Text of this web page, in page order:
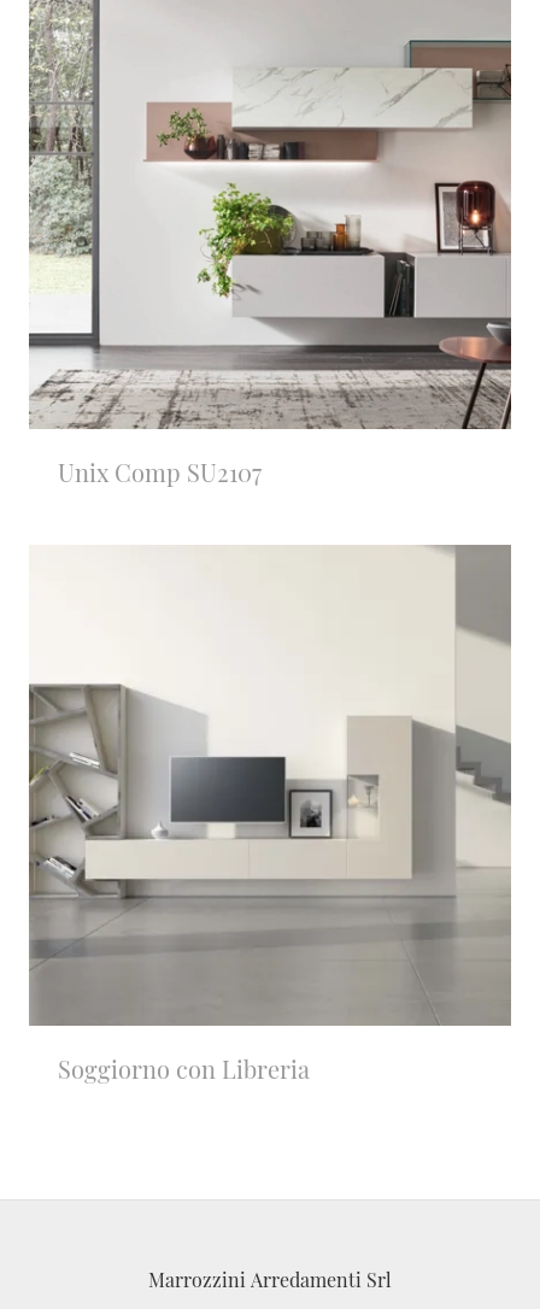
Unix Comp SU2107
Soggiorno con Libreria
Marrozzini Arredamenti Srl